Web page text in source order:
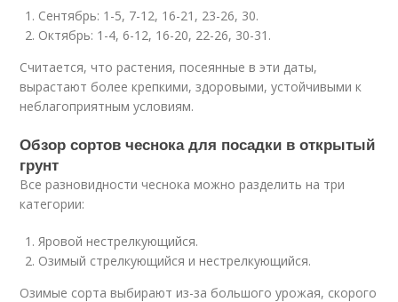
Сентябрь: 1-5, 7-12, 16-21, 23-26, 30.
Октябрь: 1-4, 6-12, 16-20, 22-26, 30-31.
Считается, что растения, посеянные в эти даты,
вырастают более крепкими, здоровыми, устойчивыми к
неблагоприятным условиям.
Обзор сортов чеснока для посадки в открытый
грунт
Все разновидности чеснока можно разделить на три
категории:
Яровой нестрелкующийся.
Озимый стрелкующийся и нестрелкующийся.
Озимые сорта выбирают из-за большого урожая, скорого